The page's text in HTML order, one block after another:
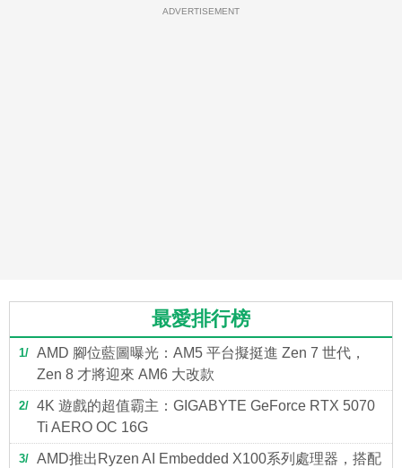
ADVERTISEMENT
最愛排行榜
1
AMD 腳位藍圖曝光：AM5 平台擬挺進 Zen 7 世代，
Zen 8 才將迎來 AM6 大改款
2
4K 遊戲的超值霸主：GIGABYTE GeForce RTX 5070
Ti AERO OC 16G
3
AMD推出Ryzen AI Embedded X100系列處理器，搭配